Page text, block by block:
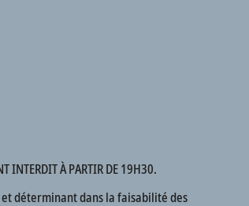
INTERDIT À PARTIR DE 19H30.
déterminant dans la faisabilité des